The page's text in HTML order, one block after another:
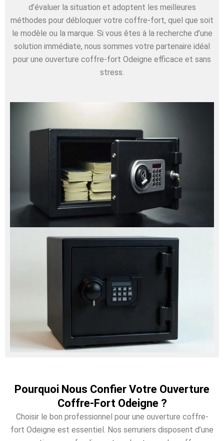
d’évaluer la situation et adoptent les meilleures
méthodes pour débloquer votre coffre-fort, quel que soit
le modèle ou la marque. Si vous êtes à la recherche d’une
solution immédiate, nous sommes votre partenaire idéal
pour une ouverture coffre-fort Odeigne efficace et sans
stress.
Pourquoi Nous Confier Votre Ouverture
Coffre-Fort Odeigne ?
Choisir le bon professionnel pour une ouverture coffre-
fort Odeigne est essentiel. Nos serruriers disposent d’une